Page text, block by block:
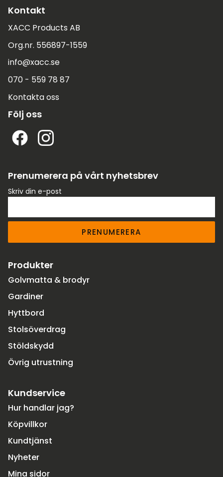
Kontakt
XACC Products AB
Org.nr. 556897-1559
info@xacc.se
070 - 559 78 87
Kontakta oss
Följ oss
Prenumerera på vårt nyhetsbrev
Skriv din e-post
PRENUMERERA
Produkter
Golvmatta & brodyr
Gardiner
Hyttbord
Stolsöverdrag
Stöldskydd
Övrig utrustning
Kundservice
Hur handlar jag?
Köpvillkor
Kundtjänst
Nyheter
Mina sidor